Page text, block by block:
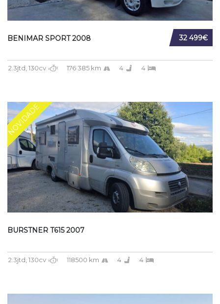
32 499€
BENIMAR SPORT 2008
2.3jtd, 130cv 176 385 km 4 4
NOVIDADE
BURSTNER T615 2007
2.3jtd, 130cv 118500 km 4 4